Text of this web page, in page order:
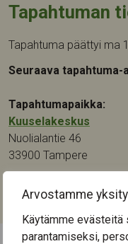
Arvostamme
Käytämme
parantamiseksi,
Tapahtuman
Tapahtuma päättyi ma
Seuraava tapahtuma-
Tapahtumapaikka:
Kuuselakeskus
Nuolialantie 46
33900 Tampere
Kategoriat:
Kulttuuri